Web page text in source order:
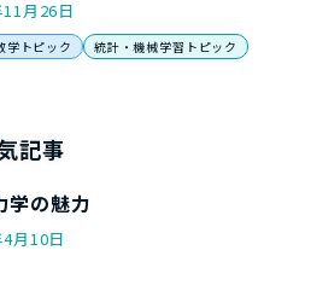
月26日
学トピック
統計・機械学習トピック
記事
学の魅力
月10日